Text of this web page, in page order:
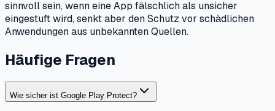
sinnvoll sein, wenn eine App fälschlich als unsicher
eingestuft wird, senkt aber den Schutz vor schädlichen
Anwendungen aus unbekannten Quellen.
Häufige Fragen
Wie sicher ist Google Play Protect?